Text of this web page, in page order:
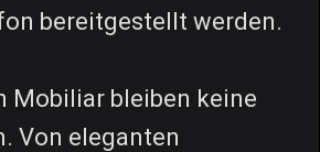
bereitgestellt werden.
Mobiliar bleiben keine
Von eleganten